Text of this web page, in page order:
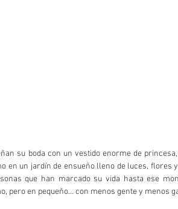
su boda con un vestido enorme de
en un jardín de ensueño lleno de luces, flores
que han marcado su vida hasta ese
pero en pequeño… con menos gente y menos